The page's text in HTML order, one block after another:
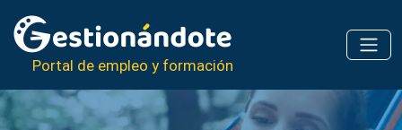
Portal de empleo y formación